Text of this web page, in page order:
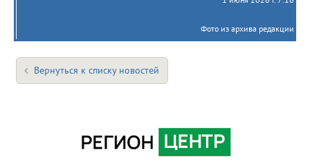
Фото из архива редакции
Вернуться к списку новостей